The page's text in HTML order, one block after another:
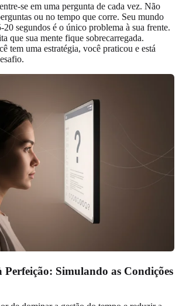
se em uma pergunta de cada vez. Não
ou no tempo que corre. Seu mundo
segundos é o único problema à sua frente.
que sua mente fique sobrecarregada.
tem uma estratégia, você praticou e está
Simulando as Condições